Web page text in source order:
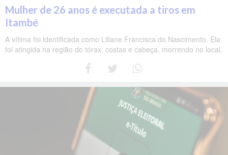
Mulher de 26 anos é executada a tiros em
Itambé
A vítima foi identificada como Liliane Francisca do Nascimento. Ela
foi atingida na região do tórax, costas e cabeça, morrendo no local.